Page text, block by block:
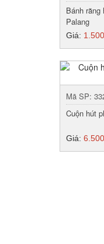
Bánh
Palang
Giá:
Mã SP:
Cuộn hút
Giá: